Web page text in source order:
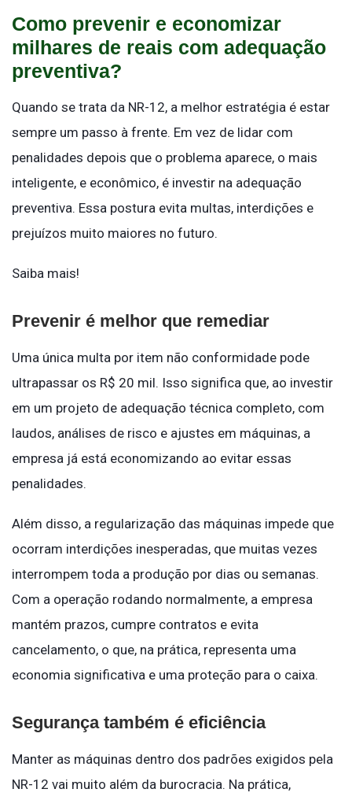
Como prevenir e economizar
milhares de reais com adequação
preventiva?
Quando se trata da NR-12, a melhor estratégia é estar
sempre um passo à frente. Em vez de lidar com
penalidades depois que o problema aparece, o mais
inteligente, e econômico, é investir na adequação
preventiva. Essa postura evita multas, interdições e
prejuízos muito maiores no futuro.
Saiba mais!
Prevenir é melhor que remediar
Uma única multa por item não conformidade pode
ultrapassar os R$ 20 mil. Isso significa que, ao investir
em um projeto de adequação técnica completo, com
laudos, análises de risco e ajustes em máquinas, a
empresa já está economizando ao evitar essas
penalidades.
Além disso, a regularização das máquinas impede que
ocorram interdições inesperadas, que muitas vezes
interrompem toda a produção por dias ou semanas.
Com a operação rodando normalmente, a empresa
mantém prazos, cumpre contratos e evita
cancelamento, o que, na prática, representa uma
economia significativa e uma proteção para o caixa.
Segurança também é eficiência
Manter as máquinas dentro dos padrões exigidos pela
NR-12 vai muito além da burocracia. Na prática,